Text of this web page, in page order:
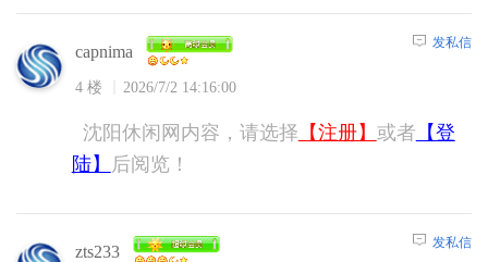
capnima
4 楼 2026/7/2 14:16:00
发私信
沈阳休闲网内容，请选择 【注册】 或者 【登
陆】
后阅览！
zts233 发私信